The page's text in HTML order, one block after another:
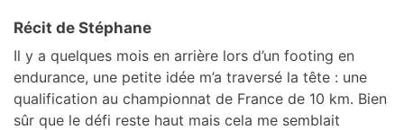
Récit de Stéphane
Il y a quelques mois en arrière lors d’un footing en
endurance, une petite idée m’a traversé la tête : une
qualification au championnat de France de 10 km. Bien
sûr que le défi reste haut mais cela me semblait